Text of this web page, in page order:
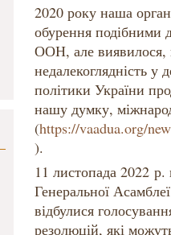
2020 року наша
обурення подібними
ООН, але виявилося,
недалекоглядність у
політики України
нашу думку,
(https://vaadua.org/
).
11 листопада 2022 р.
Генеральної
відбулися
резолюцій, які